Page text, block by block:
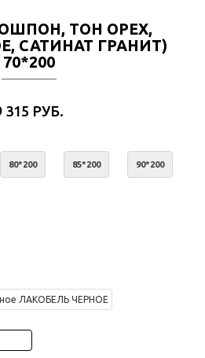
ТОН ОРЕХ,
САТИНАТ ГРАНИТ)
70*200
315 РУБ.
80*200 85*200 90*200